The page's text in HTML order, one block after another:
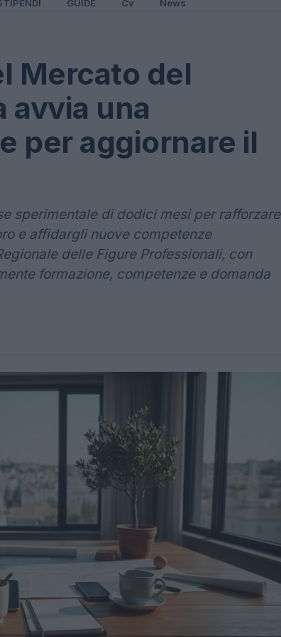
GUIDE Cv News
Mercato del
avvia una
per aggiornare il
sperimentale di dodici mesi per rafforzare
e affidargli nuove competenze
delle Figure Professionali, con
formazione, competenze e domanda